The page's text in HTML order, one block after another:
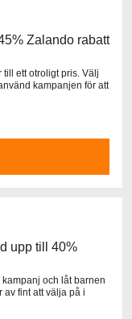
Zalando rabatt
ett otroligt pris. Välj
kampanjen för att
upp till 40%
och låt barnen
av fint att välja på i